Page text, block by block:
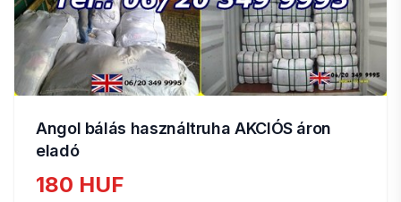
Angol bálás használtruha AKCIÓS áron
eladó
180 HUF